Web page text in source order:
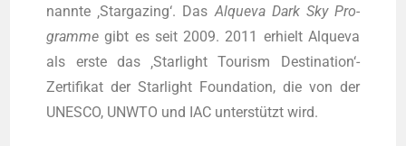
nann­te ‚Star­ga­zing‘. Das Alque­va Dark Sky Pro­
gram­me gibt es seit 2009. 2011 erhielt Alque­va
als ers­te das ‚Star­light Tou­rism Destination‘-
Zertifikat der Star­light Foun­da­ti­on, die von der
UNESCO, UNWTO und IAC unter­stützt wird.